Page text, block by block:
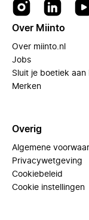
Over Miinto
Over miinto.nl
Jobs
Sluit je boetiek aan
Merken
Overig
Algemene
Privacywetgeving
Cookiebeleid
Cookie instellingen